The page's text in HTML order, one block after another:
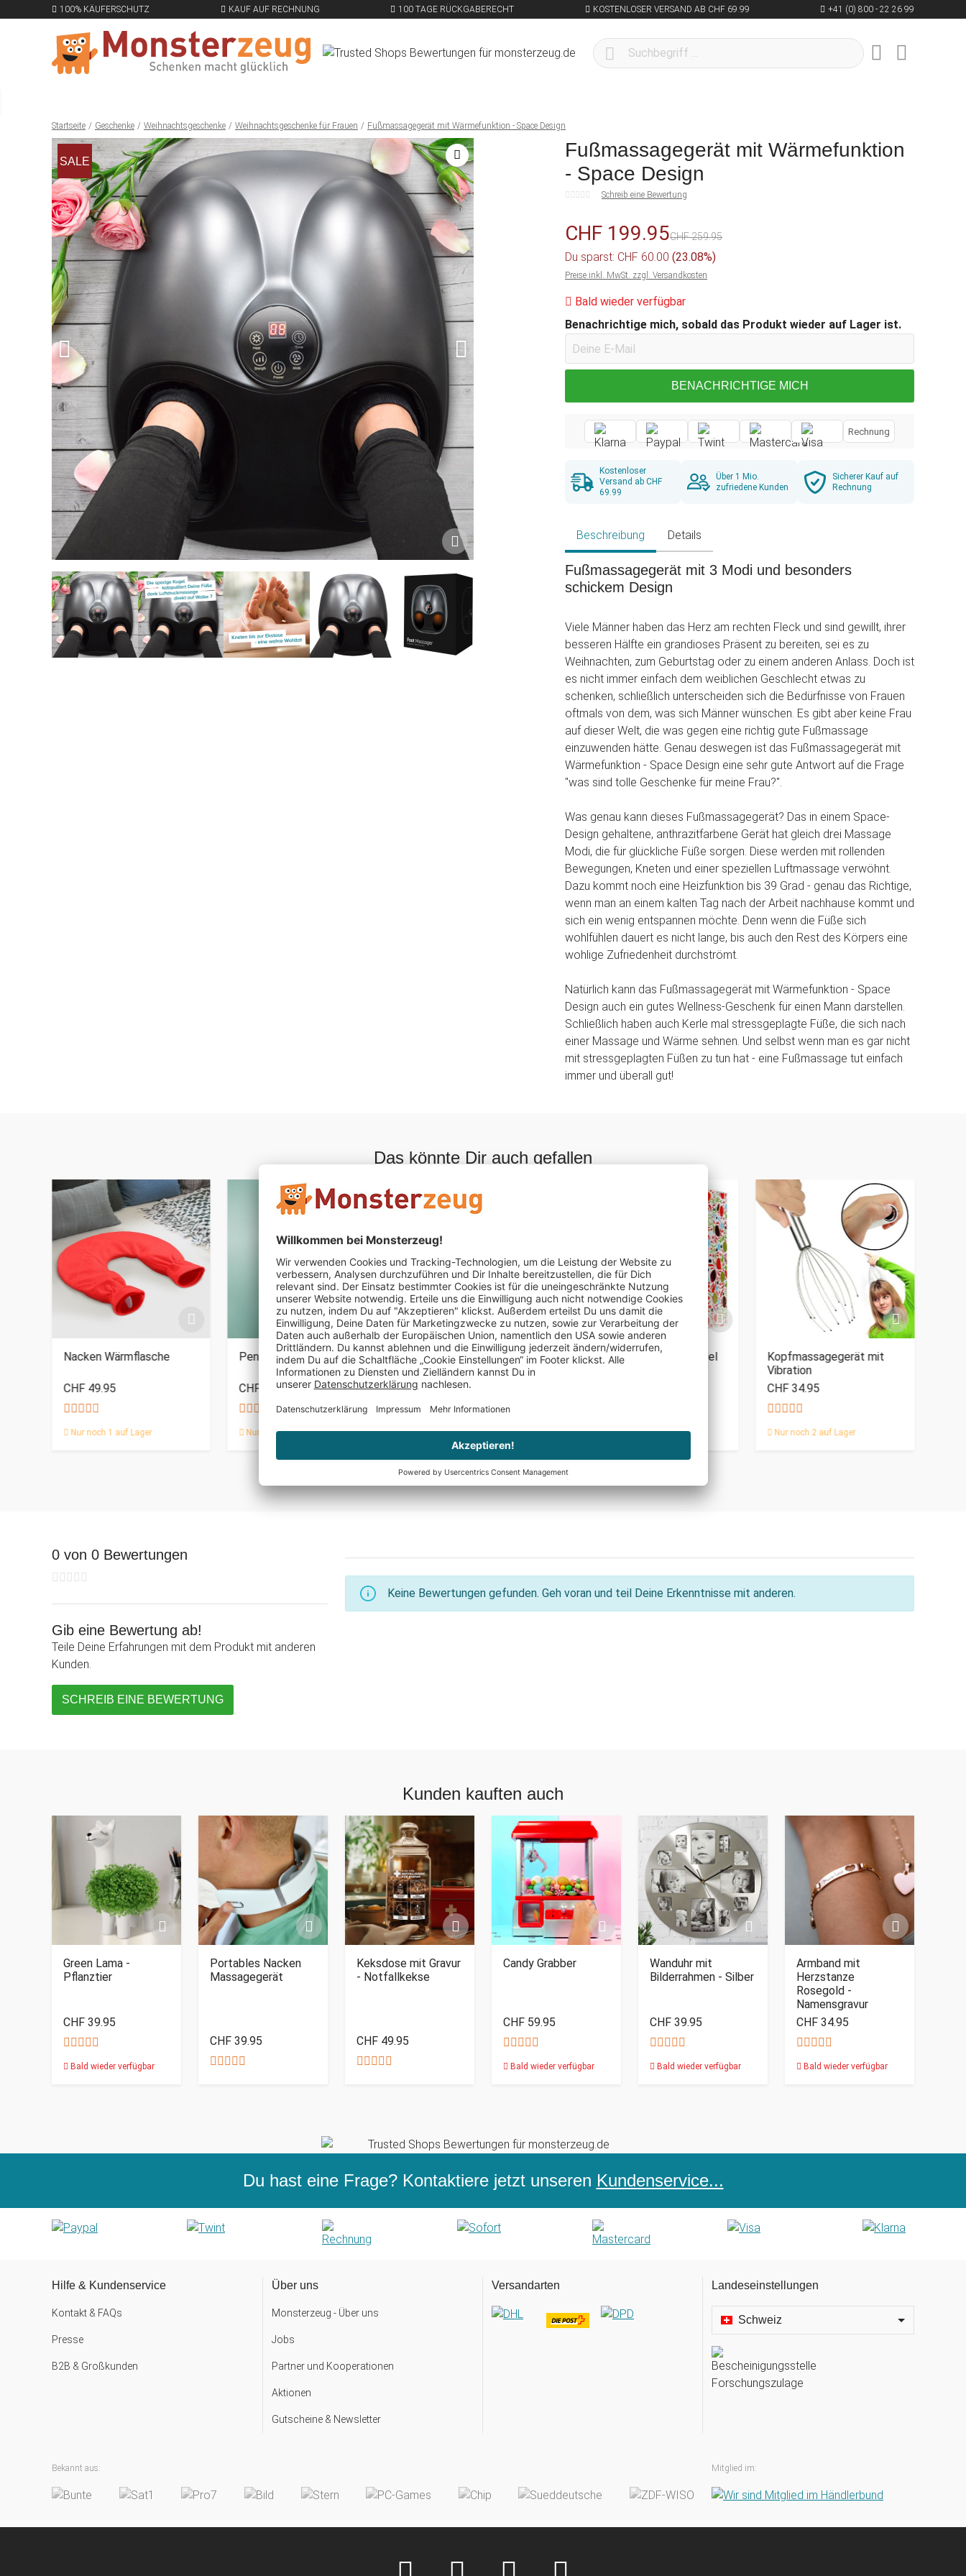
100% KÄUFERSCHUTZ KAUF AUF RECHNUNG 100 TAGE RÜCKGABERECHT KOSTENLOSER VERSAND AB CHF 69.99 +41 (0) 800 - 22 26 99
Startseite Geschenke Weihnachtsgeschenke Weihnachtsgeschenke für Frauen Fußmassagegerät mit Wärmefunktion - Space Design
SALE
Fußmassagegerät mit Wärmefunktion
- Space Design
Schreib eine Bewertung
CHF 199.95CHF 259.95
Du sparst: CHF 60.00 (23.08%)
Preise inkl. MwSt. zzgl. Versandkosten
Bald wieder verfügbar
Benachrichtige mich, sobald das Produkt wieder auf Lager ist.
BENACHRICHTIGE MICH
Rechnung
Kostenloser
Versand ab CHF
69.99
Über 1 Mio.
zufriedene Kunden
Sicherer Kauf auf
Rechnung
Beschreibung Details
Fußmassagegerät mit 3 Modi und besonders
schickem Design
Viele Männer haben das Herz am rechten Fleck und sind gewillt, ihrer
besseren Hälfte ein grandioses Präsent zu bereiten, sei es zu
Weihnachten, zum Geburtstag oder zu einem anderen Anlass. Doch ist
es nicht immer einfach dem weiblichen Geschlecht etwas zu
schenken, schließlich unterscheiden sich die Bedürfnisse von Frauen
oftmals von dem, was sich Männer wünschen. Es gibt aber keine Frau
auf dieser Welt, die was gegen eine richtig gute Fußmassage
einzuwenden hätte. Genau deswegen ist das Fußmassagegerät mit
Wärmefunktion - Space Design eine sehr gute Antwort auf die Frage
"was sind tolle Geschenke für meine Frau?".
Was genau kann dieses Fußmassagegerät? Das in einem Space-
Design gehaltene, anthrazitfarbene Gerät hat gleich drei Massage
Modi, die für glückliche Füße sorgen. Diese werden mit rollenden
Bewegungen, Kneten und einer speziellen Luftmassage verwöhnt.
Dazu kommt noch eine Heizfunktion bis 39 Grad - genau das Richtige,
wenn man an einem kalten Tag nach der Arbeit nachhause kommt und
sich ein wenig entspannen möchte. Denn wenn die Füße sich
wohlfühlen dauert es nicht lange, bis auch den Rest des Körpers eine
wohlige Zufriedenheit durchströmt.
Natürlich kann das Fußmassagegerät mit Wärmefunktion - Space
Design auch ein gutes Wellness-Geschenk für einen Mann darstellen.
Schließlich haben auch Kerle mal stressgeplagte Füße, die sich nach
einer Massage und Wärme sehnen. Und selbst wenn man es gar nicht
mit stressgeplagten Füßen zu tun hat - eine Fußmassage tut einfach
immer und überall gut!
Das könnte Dir auch gefallen
Nacken Wärmflasche
CHF 49.95
Nur noch 1 auf Lager
Penis Kissen
CHF 79.95
Nur noch 1 auf Lager
Schmuckständer Baum
CHF 44.95
Nur noch 1 auf Lager
Weiberabend Kartenspiel
Nur noch 3 auf Lager
Kopfmassagegerät mit
Vibration
CHF 34.95
Nur noch 2 auf Lager
0 von 0 Bewertungen
Gib eine Bewertung ab!
Teile Deine Erfahrungen mit dem Produkt mit anderen
Kunden.
SCHREIB EINE BEWERTUNG
Keine Bewertungen gefunden. Geh voran und teil Deine Erkenntnisse mit anderen.
Kunden kauften auch
Green Lama -
Pflanztier
CHF 39.95
Bald wieder verfügbar
Portables Nacken
Massagegerät
CHF 39.95
Keksdose mit Gravur
- Notfallkekse
CHF 49.95
Candy Grabber
CHF 59.95
Bald wieder verfügbar
Wanduhr mit
Bilderrahmen - Silber
CHF 39.95
Bald wieder verfügbar
Armband mit
Herzstanze
Rosegold -
Namensgravur
CHF 34.95
Bald wieder verfügbar
Du hast eine Frage? Kontaktiere jetzt unseren Kundenservice...
Hilfe & Kundenservice
Kontakt & FAQs
Presse
B2B & Großkunden
Über uns
Monsterzeug - Über uns
Jobs
Partner und Kooperationen
Aktionen
Gutscheine & Newsletter
Versandarten Landeseinstellungen
Schweiz
Bekannt aus: Mitglied im: